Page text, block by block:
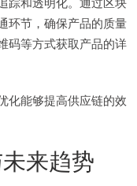
环节，确保产品的质量
码等方式获取产品的详
化能够提高供应链的效
来趋势